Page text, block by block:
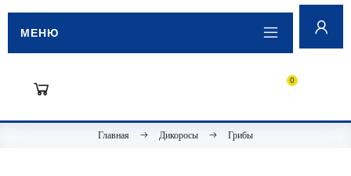
МЕНЮ
0
Главная Дикоросы Грибы